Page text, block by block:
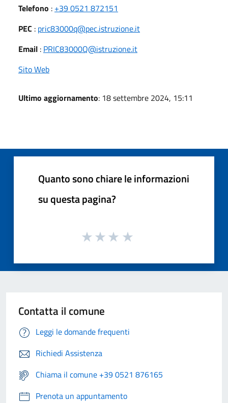
Telefono : +39 0521 872151
PEC : pric83000q@pec.istruzione.it
Email : PRIC83000Q@istruzione.it
Sito Web
Ultimo aggiornamento: 18 settembre 2024, 15:11
Quanto sono chiare le informazioni
su questa pagina?
Contatta il comune
Leggi le domande frequenti
Richiedi Assistenza
Chiama il comune +39 0521 876165
Prenota un appuntamento